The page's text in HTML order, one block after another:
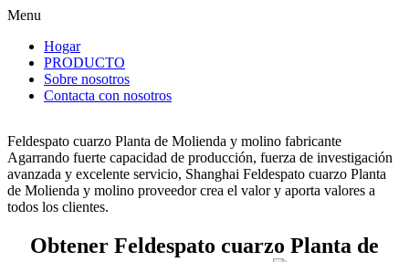
Menu
Hogar
PRODUCTO
Sobre nosotros
Contacta con nosotros
Feldespato cuarzo Planta de Molienda y molino fabricante
Agarrando fuerte capacidad de producción, fuerza de investigación
avanzada y excelente servicio, Shanghai Feldespato cuarzo Planta
de Molienda y molino proveedor crea el valor y aporta valores a
todos los clientes.
Obtener Feldespato cuarzo Planta de